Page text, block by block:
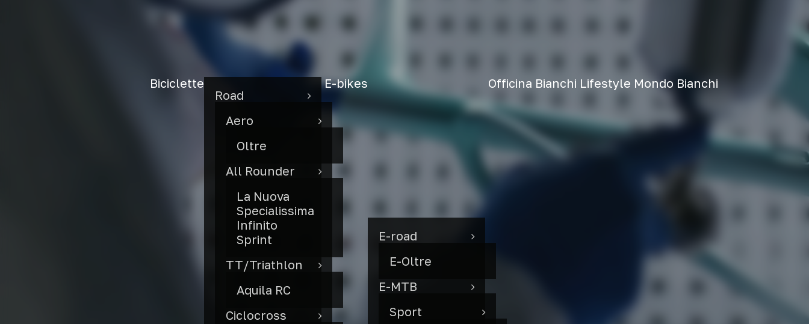
Biciclette
Road
Aero
Oltre
All Rounder
La Nuova
Specialissima
Infinito
Sprint
TT/Triathlon
Aquila RC
Ciclocross
E-bikes
E-road
E-Oltre
E-MTB
Sport
Officina Bianchi Lifestyle Mondo Bianchi